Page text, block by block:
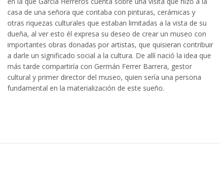
casa de una señora que contaba con pinturas, cerámicas y
otras riquezas culturales que estaban limitadas a la vista de su
dueña, al ver esto él expresa su deseo de crear un museo con
importantes obras donadas por artistas, que quisieran contribuir
a darle un significado social a la cultura. De allí nació la idea que
más tarde compartiría con Germán Ferrer Barrera, gestor
cultural y primer director del museo, quien sería una persona
fundamental en la materialización de este sueño.